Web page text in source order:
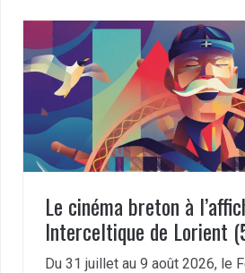
Le cinéma breton à
Interceltique de Lorient
Du 31 juillet au 9 août 2026, le